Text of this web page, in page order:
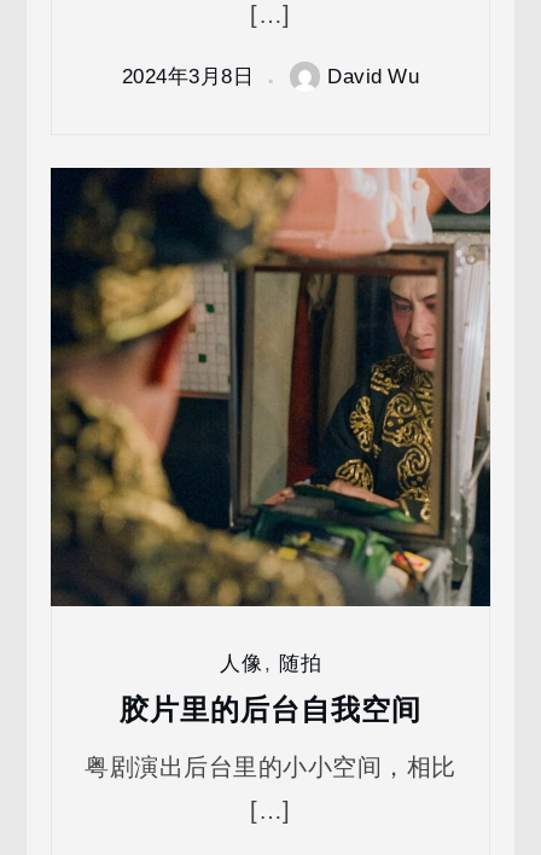
[…]
2024年3月8日 David Wu
人像, 随拍
胶片里的后台自我空间
粤剧演出后台里的小小空间，相比
[…]